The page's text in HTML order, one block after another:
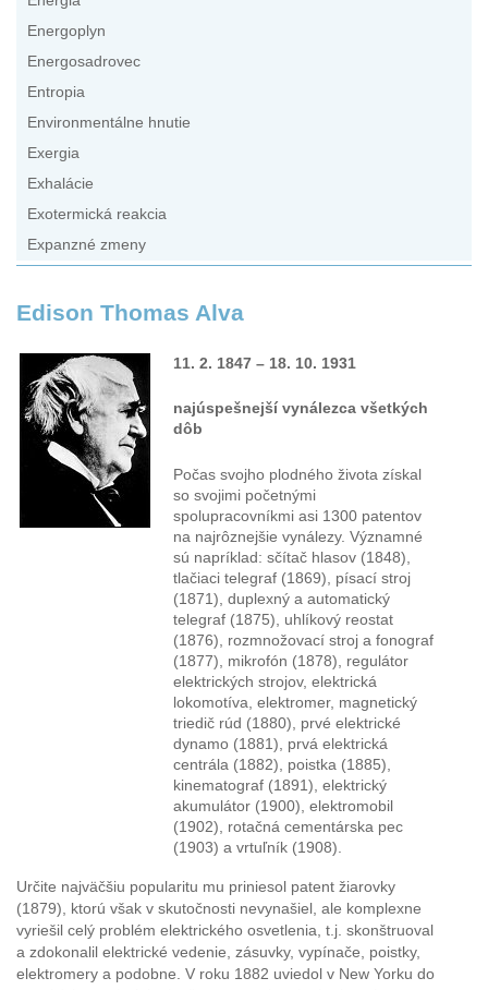
Energoplyn
Energosadrovec
Entropia
Environmentálne hnutie
Exergia
Exhalácie
Exotermická reakcia
Expanzné zmeny
Edison Thomas Alva
11. 2. 1847 – 18. 10. 1931
najúspešnejší vynálezca všetkých
dôb
Počas svojho plodného života získal
so svojimi početnými
spolupracovníkmi asi 1300 patentov
na najrôznejšie vynálezy. Významné
sú napríklad: sčítač hlasov (1848),
tlačiaci telegraf (1869), písací stroj
(1871), duplexný a automatický
telegraf (1875), uhlíkový reostat
(1876), rozmnožovací stroj a fonograf
(1877), mikrofón (1878), regulátor
elektrických strojov, elektrická
lokomotíva, elektromer, magnetický
triedič rúd (1880), prvé elektrické
dynamo (1881), prvá elektrická
centrála (1882), poistka (1885),
kinematograf (1891), elektrický
akumulátor (1900), elektromobil
(1902), rotačná cementárska pec
(1903) a vrtuľník (1908).
Určite najväčšiu popularitu mu priniesol patent žiarovky
(1879), ktorú však v skutočnosti nevynašiel, ale komplexne
vyriešil celý problém elektrického osvetlenia, t.j. skonštruoval
a zdokonalil elektrické vedenie, zásuvky, vypínače, poistky,
elektromery a podobne. V roku 1882 uviedol v New Yorku do